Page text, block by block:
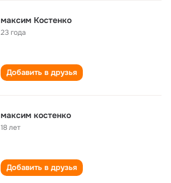
максим Костенко
23 года
Добавить в друзья
максим костенко
18 лет
Добавить в друзья